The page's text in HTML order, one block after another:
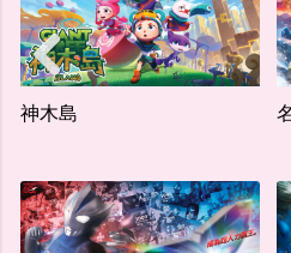
名偵探柯南 獨眼的殘像
Previous